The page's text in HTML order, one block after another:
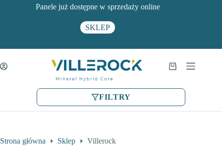
Panele już dostępne w sprzedaży online
SKLEP
Koszyk
FILTRY
Strona główna Sklep Villerock